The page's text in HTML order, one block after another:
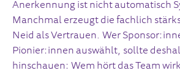
Anerkennung ist nicht automatisch
Manchmal erzeugt die fachlich
Neid als Vertrauen. Wer
Pionier:innen auswählt, sollte
hinschauen: Wem hört das Team